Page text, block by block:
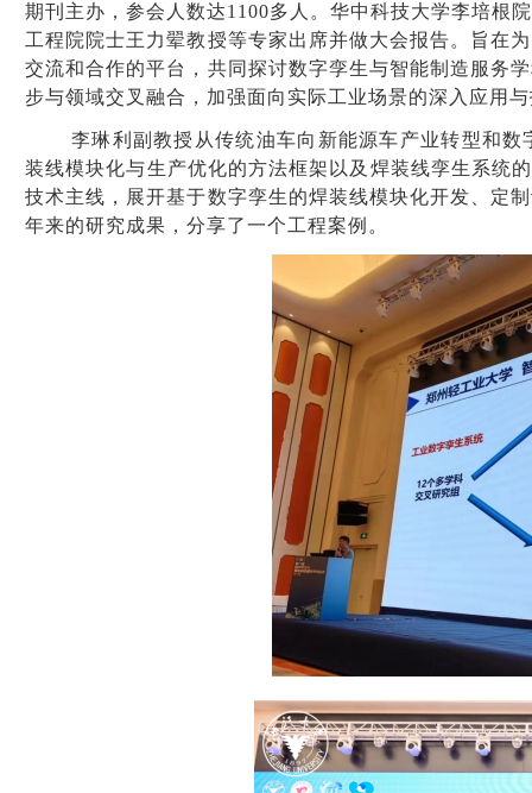
期刊主办 ，参会人数达1100多人 。华中科技大学李培根
工程院院士王力翚教授等专家出席并做大会报告。旨在
交流和合作的平台，共同探讨数字孪生与智能制造服务
步与领域交叉融合，加强面向实际工业场景的深入应用
李琳利副教授从传统油车向新能源车产业转型和
装线模块化与生产优化的方法框架以及焊装线孪生系统
技术主线，展开基于数字孪生的焊装线模块化开发、定
年来的研究成果，分享了一个工程案例。